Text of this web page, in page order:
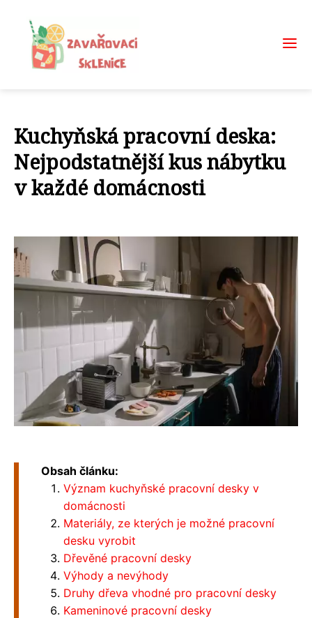
Kuchyňská pracovní deska:
Nejpodstatnější kus nábytku
v každé domácnosti
Obsah článku:
Význam kuchyňské pracovní desky v
domácnosti
Materiály, ze kterých je možné pracovní
desku vyrobit
Dřevěné pracovní desky
Výhody a nevýhody
Druhy dřeva vhodné pro pracovní desky
Kameninové pracovní desky